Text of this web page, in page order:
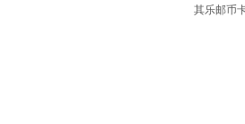
其乐邮币